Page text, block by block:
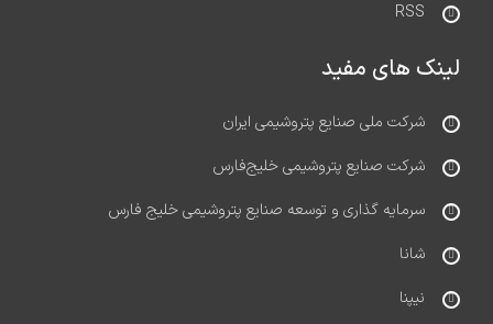
RSS
لینک های مفید
شرکت ملی صنایع پتروشیمی ایران
شرکت صنایع پتروشیمی خلیج‌فارس
سرمایه گذاری و توسعه صنایع پتروشیمی خلیج فارس
شانا
نیپنا